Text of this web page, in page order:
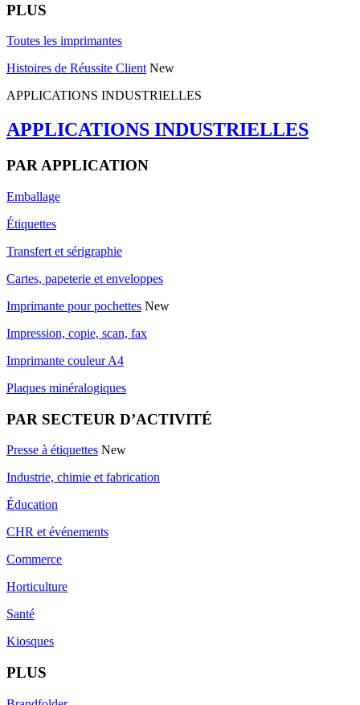
PLUS
Toutes les imprimantes
Histoires de Réussite Client New
APPLICATIONS INDUSTRIELLES
APPLICATIONS INDUSTRIELLES
PAR APPLICATION
Emballage
Étiquettes
Transfert et sérigraphie
Cartes, papeterie et enveloppes
Imprimante pour pochettes New
Impression, copie, scan, fax
Imprimante couleur A4
Plaques minéralogiques
PAR SECTEUR D’ACTIVITÉ
Presse à étiquettes New
Industrie, chimie et fabrication
Éducation
CHR et événements
Commerce
Horticulture
Santé
Kiosques
PLUS